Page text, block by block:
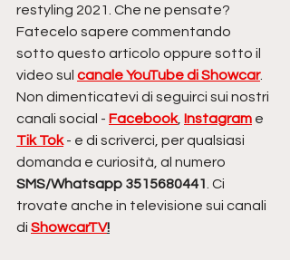
restyling 2021. Che ne pensate?
Fatecelo sapere commentando
sotto questo articolo oppure sotto il
video sul canale YouTube di Showcar.
Non dimenticatevi di seguirci sui nostri
canali social - Facebook, Instagram e
Tik Tok - e di scriverci, per qualsiasi
domanda e curiosità, al numero
SMS/Whatsapp 3515680441 . Ci
trovate anche in televisione sui canali
di ShowcarTV!